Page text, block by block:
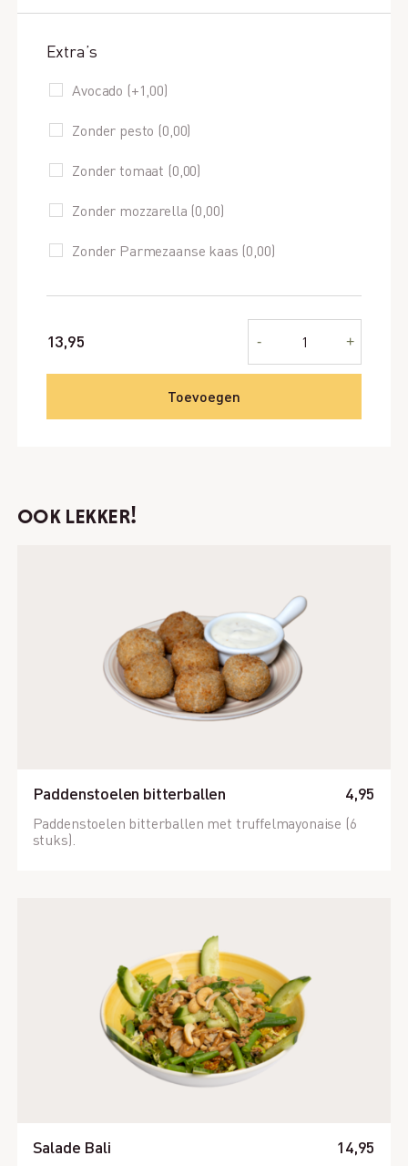
Extra’s
Avocado (+1,00)
Zonder pesto (0,00)
Zonder tomaat (0,00)
Zonder mozzarella (0,00)
Zonder Parmezaanse kaas (0,00)
13,95 +
Panzanella
aantal
-
Toevoegen
ook lekker!
Paddenstoelen bitterballen 4,95
Paddenstoelen bitterballen met truffelmayonaise (6
stuks).
Salade Bali 14,95